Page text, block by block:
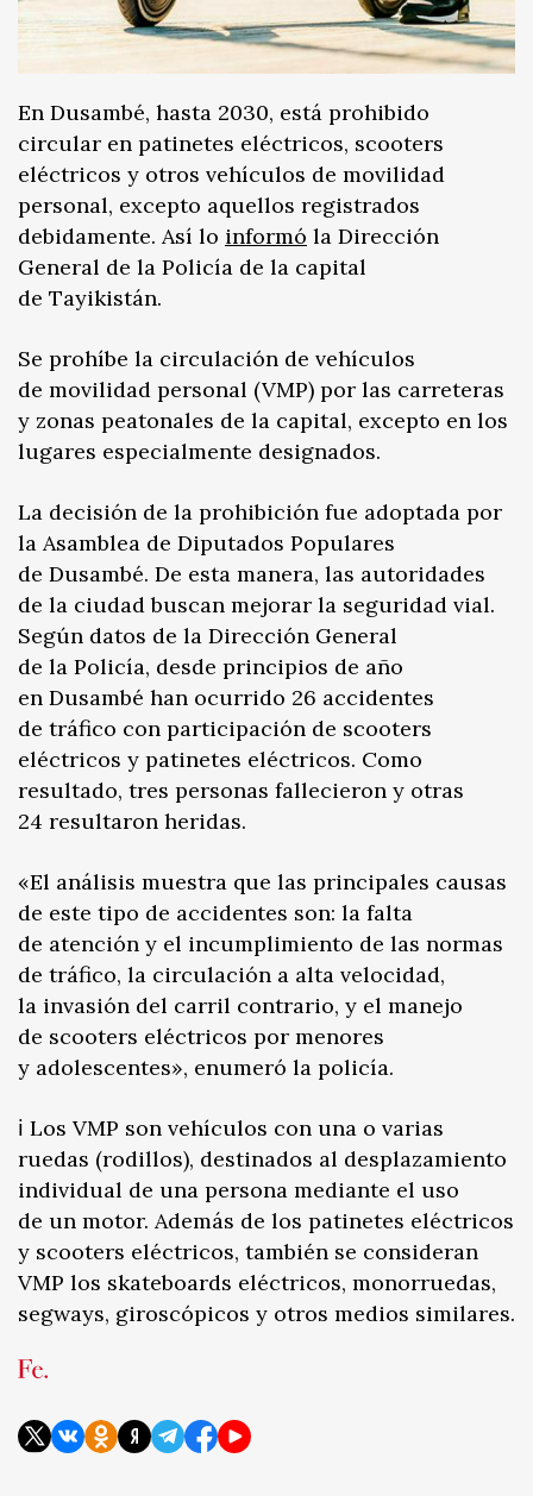
En Dusambé, hasta 2030, está prohibido
circular en patinetes eléctricos, scooters
eléctricos y otros vehículos de movilidad
personal, excepto aquellos registrados
debidamente. Así lo informó la Dirección
General de la Policía de la capital
de Tayikistán.
Se prohíbe la circulación de vehículos
de movilidad personal (VMP) por las carreteras
y zonas peatonales de la capital, excepto en los
lugares especialmente designados.
La decisión de la prohibición fue adoptada por
la Asamblea de Diputados Populares
de Dusambé. De esta manera, las autoridades
de la ciudad buscan mejorar la seguridad vial.
Según datos de la Dirección General
de la Policía, desde principios de año
en Dusambé han ocurrido 26 accidentes
de tráfico con participación de scooters
eléctricos y patinetes eléctricos. Como
resultado, tres personas fallecieron y otras
24 resultaron heridas.
«El análisis muestra que las principales causas
de este tipo de accidentes son: la falta
de atención y el incumplimiento de las normas
de tráfico, la circulación a alta velocidad,
la invasión del carril contrario, y el manejo
de scooters eléctricos por menores
y adolescentes», enumeró la policía.
ℹ️ Los VMP son vehículos con una o varias
ruedas (rodillos), destinados al desplazamiento
individual de una persona mediante el uso
de un motor. Además de los patinetes eléctricos
y scooters eléctricos, también se consideran
VMP los skateboards eléctricos, monorruedas,
segways, giroscópicos y otros medios similares.